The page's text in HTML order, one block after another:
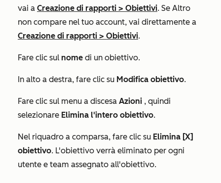
vai a Creazione di rapporti > Obiettivi. Se Altro
non compare nel tuo account, vai direttamente a
Creazione di rapporti > Obiettivi.
Fare clic sul nome di un obiettivo.
In alto a destra, fare clic su Modifica obiettivo.
Fare clic sul menu a discesa Azioni , quindi
selezionare Elimina l'intero obiettivo.
Nel riquadro a comparsa, fare clic su Elimina [X]
obiettivo. L'obiettivo verrà eliminato per ogni
utente e team assegnato all'obiettivo.